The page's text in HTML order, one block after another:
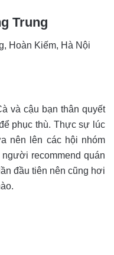
Trung
Hoàn Kiếm, Hà Nội
và cậu bạn thân quyết
phục thù. Thực sự lúc
nên lên các hội nhóm
recommend quán
đầu tiên nên cũng hơi